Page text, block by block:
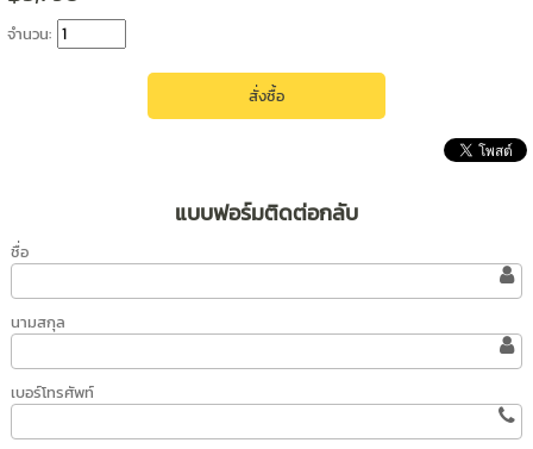
จำนวน:
แบบฟอร์มติดต่อกลับ
ชื่อ
นามสกุล
เบอร์โทรศัพท์